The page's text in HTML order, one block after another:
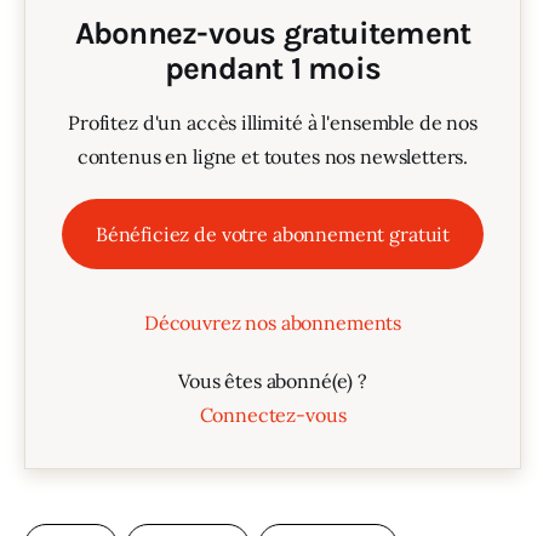
Abonnez-vous gratuitement
pendant 1 mois
Profitez d'un accès illimité à l'ensemble de nos
contenus en ligne et toutes nos newsletters.
Bénéficiez de votre abonnement gratuit
Découvrez nos abonnements
Vous êtes abonné(e) ?
Connectez-vous